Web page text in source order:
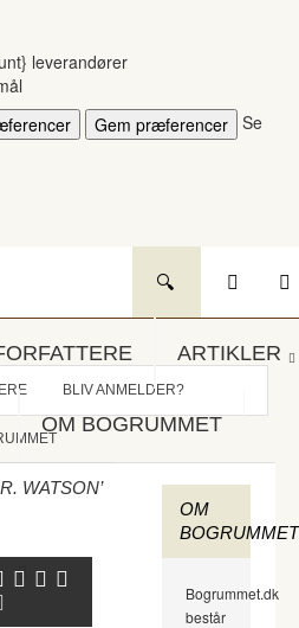
leverandører
Gem præferencer Se
ARTIKLER
OM BOGRUMMET
BLIV ANMELDER?
WATSON’
OM
BOGRUMMET
Bogrummet.dk
består